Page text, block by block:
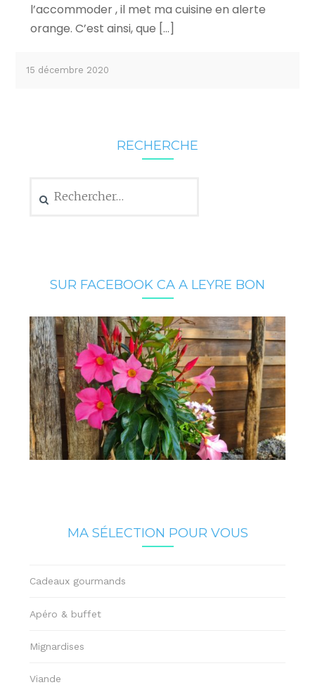
l’accommoder , il met ma cuisine en alerte
orange. C’est ainsi, que […]
15 décembre 2020
RECHERCHE
SUR FACEBOOK CA A LEYRE BON
MA SÉLECTION POUR VOUS
Cadeaux gourmands
Apéro & buffet
Mignardises
Viande